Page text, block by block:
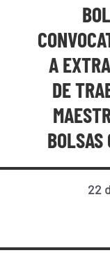
A
DE
22